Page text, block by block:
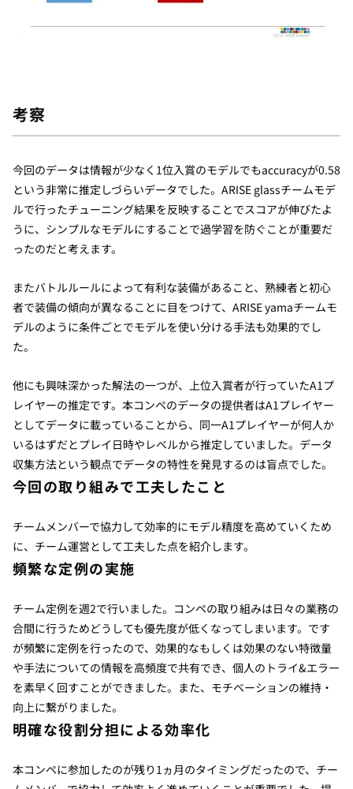
考察
今回のデータは情報が少なく 1位入賞のモデルでもaccuracyが0.58
という非常に推定しづらいデータでした。 ARISE glassチームモデ
ルで行ったチューニング結果を反映することでスコアが伸びたよ
うに、シンプルなモデルにすることで過学習を防ぐことが重要だ
ったのだと考えます。
またバトルルールによって有利な装備があること、熟練者と初心
者で装備の傾向が異なることに目をつけて、 ARISE yamaチームモ
デルのように条件ごとでモデルを使い分ける手法も効果的でし
た。
他にも興味深かった解法の一つが、上位入賞者が行っていたA1プ
レイヤーの推定です。本コンペのデータの提供者はA1プレイヤー
としてデータに載っていることから、同一A1プレイヤーが何人か
いるはずだとプレイ日時やレベルから推定していました。データ
収集方法という観点でデータの特性を発見するのは盲点でした。
今回の取り組みで工夫したこと
チームメンバーで協力して効率的にモデル精度を高めていくため
に、チーム運営として工夫した点を紹介します。
頻繁な定例の実施
チーム定例を週2で行いました。コンペの取り組みは日々の業務の
合間に行うためどうしても優先度が低くなってしまいます。です
が頻繁に定例を行ったので、効果的なもしくは効果のない特徴量
や手法についての情報を高頻度で共有でき、個人のトライ&エラー
を素早く回すことができました。また、モチベーションの維持・
向上に繋がりました。
明確な役割分担による効率化
本コンペに参加したのが残り 1ヵ月のタイミングだったので、チー